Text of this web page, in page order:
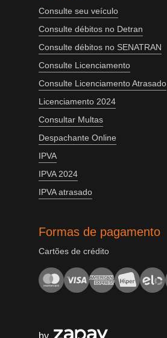
Consulte seu veículo
Consulte débitos no Detran
Consulte débitos no SENATRAN
Consulte Licenciamento
Consulte Licenciamento Atrasado
Licenciamento 2024
Consultar Multas
Despachante Online
IPVA
IPVA 2024
IPVA atrasado
Formas de pagamento
Cartões de crédito
by